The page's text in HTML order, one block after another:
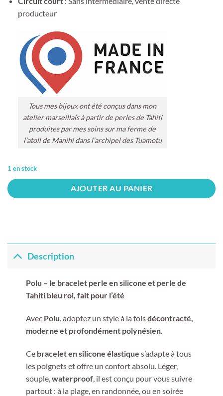
producteur
Tous mes bijoux ont été conçus dans mon
atelier marseillais à partir de perles de Tahiti
produites par mes soins sur ma ferme de
l’atoll de Manihi dans l’archipel des Tuamotu
1 en stock
AJOUTER AU PANIER
Description
Polu – le bracelet perle en silicone et perle de
Tahiti bleu roi, fait pour l’été
Avec Polu, adoptez un style à la foisdécontracté,
moderne et profondément polynésien.
Ce bracelet en silicone élastique s’adapte à tous
les poignets et offre un confort absolu. Léger,
souple, waterproof, il est conçu pour vous suivre
partout : à la plage, en randonnée, ou en soirée